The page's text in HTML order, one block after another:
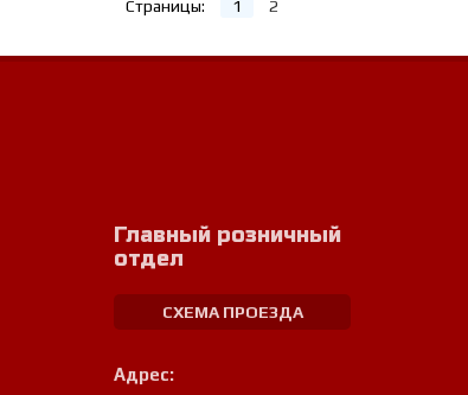
Страницы: 1 2
Главный розничный
отдел
СХЕМА ПРОЕЗДА
Адрес: